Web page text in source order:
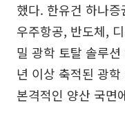
했다. 한유건 하나
우주항공, 반도체,
밀 광학 토탈 솔루
년 이상 축적된 광
본격적인 양산 국면